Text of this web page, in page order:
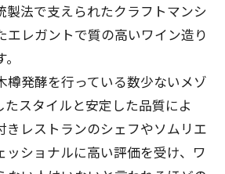
製法で支えられたクラフトマンシ
エレガントで質の高いワイン造り
樽発酵を行っている数少ないメゾ
たスタイルと安定した品質によ
きレストランのシェフやソムリエ
ッショナルに高い評価を受け、ワ